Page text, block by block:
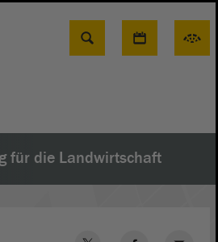
Suche
für die Landwirtschaft